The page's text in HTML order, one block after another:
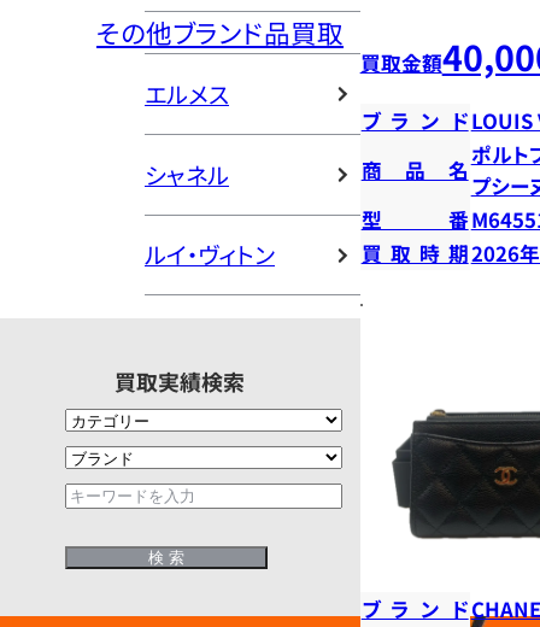
その他ブランド品買取
エルメス
シャネル
ルイ・ヴィトン
買取実績検索
買取金額
ブランドLOUIS
商品名
ポルト
プシー
型番
買取時期2026
ブランド